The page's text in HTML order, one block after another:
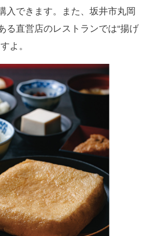
入できます。また、坂井市丸岡
る直営店のレストランでは“揚げ
よ。